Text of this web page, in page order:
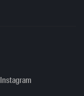
Instagram